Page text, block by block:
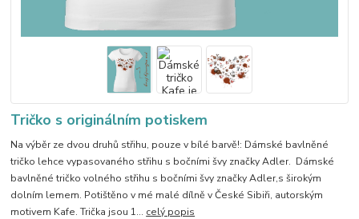
Tričko s originálním potiskem
Na výběr ze dvou druhů střihu, pouze v bílé barvě!: Dámské bavlněné
tričko lehce vypasovaného střihu s bočními švy značky Adler. Dámské
bavlněné tričko volného střihu s bočními švy značky Adler,s širokým
dolním lemem. Potištěno v mé malé dílně v České Sibiři, autorským
motivem Kafe. Trička jsou 1... celý popis